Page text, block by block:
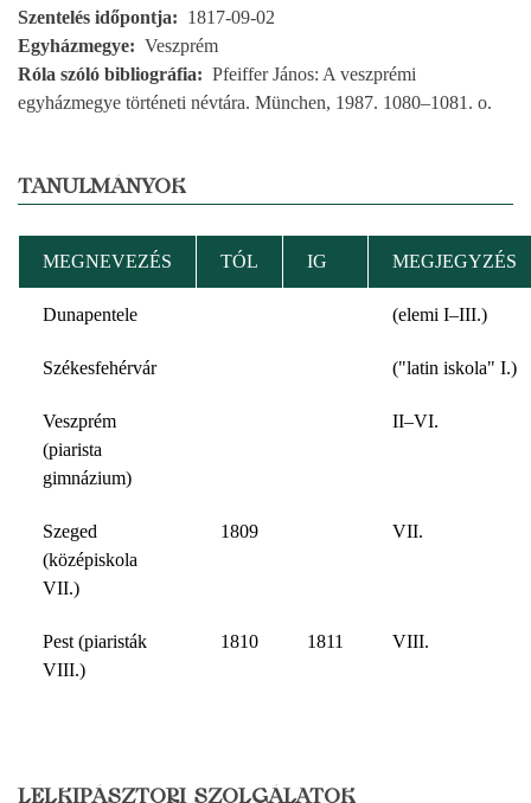
Szentelés időpontja
1817-09-02
Egyházmegye
Veszprém
Róla szóló bibliográfia
Pfeiffer János: A veszprémi
egyházmegye történeti névtára. München, 1987. 1080–1081. o.
TANULMÁNYOK
MEGNEVEZÉS TÓL IG MEGJEGYZÉS
Dunapentele (elemi I–III.)
Székesfehérvár ("latin iskola" I.)
Veszprém
(piarista
gimnázium)
II–VI.
Szeged
(középiskola
VII.)
1809 VII.
Pest (piaristák
VIII.)
1810 1811 VIII.
LELKIPÁSZTORI SZOLGÁLATOK